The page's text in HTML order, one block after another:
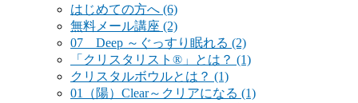
はじめての方へ (6)
無料メール講座 (2)
07 Deep ～ぐっすり眠れる (2)
「クリスタリスト®」とは？ (1)
クリスタルボウルとは？ (1)
01（陽）Clear～クリアになる (1)